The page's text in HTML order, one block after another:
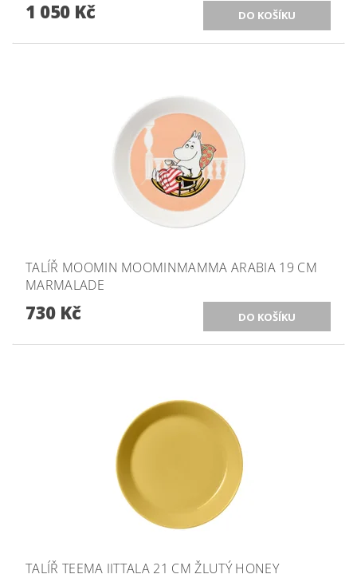
1 050 Kč
TALÍŘ MOOMIN MOOMINMAMMA ARABIA 19 CM
MARMALADE
730 Kč
TALÍŘ TEEMA IITTALA 21 CM ŽLUTÝ HONEY